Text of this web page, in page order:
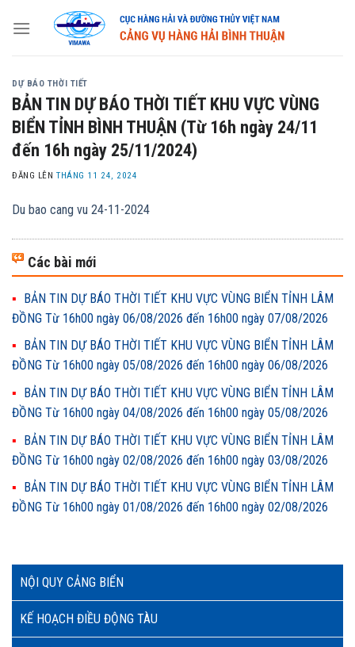
NỘI QUY CẢNG BIỂN
KẾ HOẠCH ĐIỀU ĐỘNG TÀU
DỰ BÁO THỜI TIẾT
BẢN TIN DỰ BÁO THỜI TIẾT KHU VỰC VÙNG
BIỂN TỈNH BÌNH THUẬN (Từ 16h ngày 24/11
đến 16h ngày 25/11/2024)
ĐĂNG LÊNTHÁNG 11 24, 2024
Du bao cang vu 24-11-2024
Các bài mới
BẢN TIN DỰ BÁO THỜI TIẾT KHU VỰC VÙNG BIỂN TỈNH LÂM
ĐỒNG Từ 16h00 ngày 06/08/2026 đến 16h00 ngày 07/08/2026
BẢN TIN DỰ BÁO THỜI TIẾT KHU VỰC VÙNG BIỂN TỈNH LÂM
ĐỒNG Từ 16h00 ngày 05/08/2026 đến 16h00 ngày 06/08/2026
BẢN TIN DỰ BÁO THỜI TIẾT KHU VỰC VÙNG BIỂN TỈNH LÂM
ĐỒNG Từ 16h00 ngày 04/08/2026 đến 16h00 ngày 05/08/2026
BẢN TIN DỰ BÁO THỜI TIẾT KHU VỰC VÙNG BIỂN TỈNH LÂM
ĐỒNG Từ 16h00 ngày 02/08/2026 đến 16h00 ngày 03/08/2026
BẢN TIN DỰ BÁO THỜI TIẾT KHU VỰC VÙNG BIỂN TỈNH LÂM
ĐỒNG Từ 16h00 ngày 01/08/2026 đến 16h00 ngày 02/08/2026